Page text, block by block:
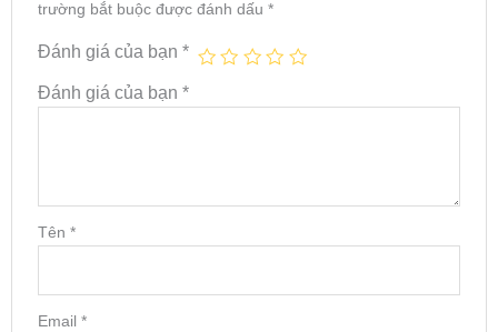
trường bắt buộc được đánh dấu *
Đánh giá của bạn *
Đánh giá của bạn *
Tên *
Email *